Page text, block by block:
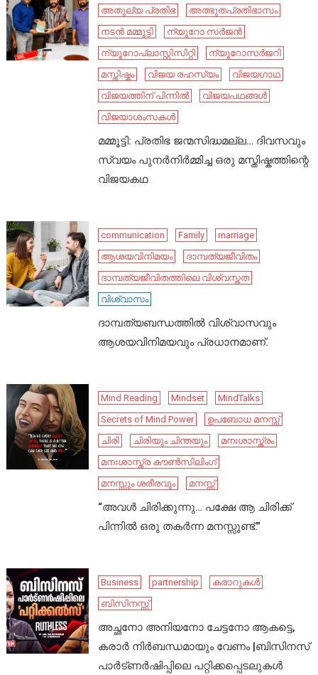
അതുല്യ പ്രതിഭ
അത്ഭുതപ്രതിഭാസം
നടൻ മമ്മൂട്ടി
ന്യൂറോ സർജൻ
ന്യൂറോപ്ലാസ്റ്റിസിറ്റി
ന്യൂറോസർജറി
മസ്തിഷ്കം
വിജയ രഹസ്യം
വിജയഗാഥ
വിജയത്തിന് പിന്നിൽ
വിജയപഥങ്ങൾ
വിജയാശംസകൾ
മമ്മൂട്ടി: പ്രതിഭ ജന്മസിദ്ധമല്ല… ദിവസവും
സ്വയം പുനർനിർമ്മിച്ച ഒരു മസ്തിഷ്കത്തിന്റെ
വിജയകഥ
communication Family
marriage
ആശയവിനിമയം
ദാമ്പത്യജീവിതം
ദാമ്പത്യജീവിതത്തിലെ വിശ്വസ്തത
വിശ്വാസം
ദാമ്പത്യബന്ധത്തിൽ വിശ്വാസവും
ആശയവിനിമയവും പ്രധാനമാണ്.
Mind Reading Mindset
MindTalks
Secrets of Mind Power
ഉപബോധ മനസ്സ്
ചിരി
ചിരിയും ചിന്തയും
മനഃശാസ്ത്രം
മനഃശാസ്ത്ര കൗൺസിലിംഗ്
മനസ്സും ശരീരവും
മനസ്സ്
“അവൾ ചിരിക്കുന്നു… പക്ഷേ ആ ചിരിക്ക്
പിന്നിൽ ഒരു തകർന്ന മനസ്സുണ്ട്.”
Business partnership
കരാറുകൾ
ബിസിനസ്സ്
അച്ഛനോ അനിയനോ ചേട്ടനോ ആകട്ടെ,
കരാർ നിർബന്ധമായും വേണം |ബിസിനസ്
പാർട്ണർഷിപ്പിലെ പറ്റിക്കപ്പെടലുകൾ